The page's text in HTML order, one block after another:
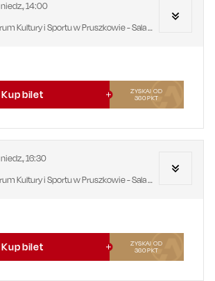
niedz.,14:00
Centrum Kultury i Sportu w Pruszkowie - Sala Widowiskowa
Kup bilet
ZYSKAJ OD
360PKT
niedz.,16:30
Centrum Kultury i Sportu w Pruszkowie - Sala Widowiskowa
Kup bilet
ZYSKAJ OD
360PKT